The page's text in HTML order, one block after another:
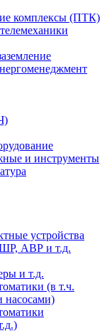
комплексы (ПТК)
и инструменты
устройства
АВР и т.д.
и т.д.
(в т.ч.
насосами)